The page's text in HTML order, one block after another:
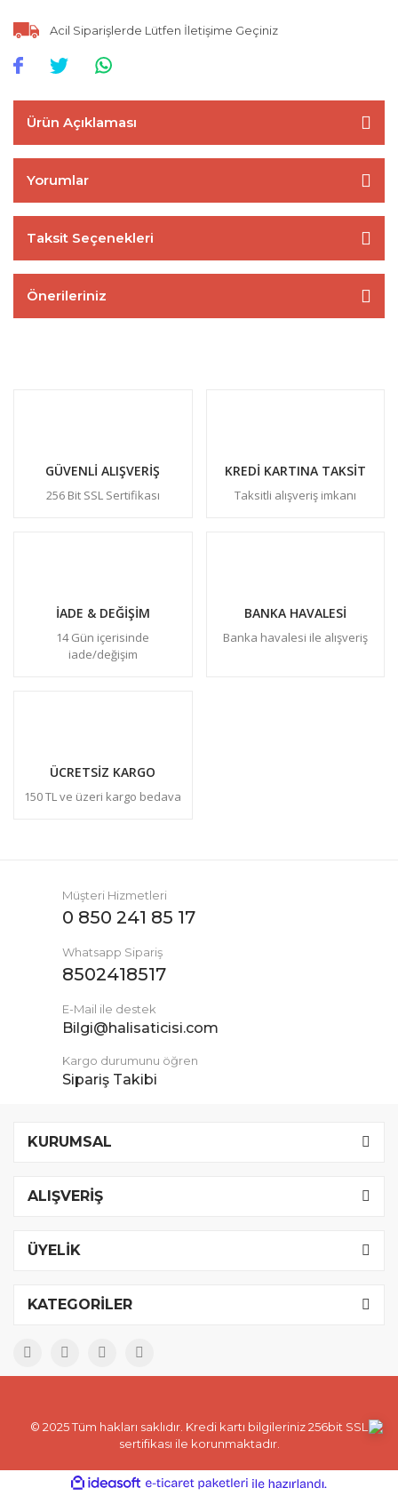
Acil Siparişlerde Lütfen İletişime Geçiniz
Ürün Açıklaması
Yorumlar
Taksit Seçenekleri
Önerileriniz
GÜVENLİ ALIŞVERİŞ
256 Bit SSL Sertifikası
KREDİ KARTINA TAKSİT
Taksitli alışveriş imkanı
İADE & DEĞİŞİM
14 Gün içerisinde
iade/değişim
BANKA HAVALESİ
Banka havalesi ile alışveriş
ÜCRETSİZ KARGO
150 TL ve üzeri kargo bedava
Müşteri Hizmetleri
0 850 241 85 17
Whatsapp Sipariş
8502418517
E-Mail ile destek
Bilgi@halisaticisi.com
Kargo durumunu öğren
Sipariş Takibi
KURUMSAL
ALIŞVERİŞ
ÜYELİK
KATEGORİLER
© 2025 Tüm hakları saklıdır. Kredi kartı bilgileriniz 256bit SSL
sertifikası ile korunmaktadır.
ideasoft
e-